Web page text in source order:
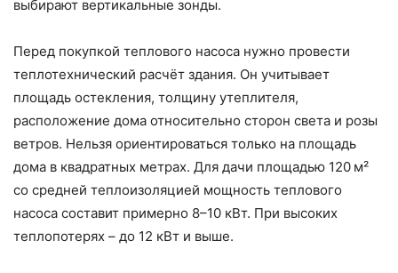
выбирают вертикальные зонды.
Перед покупкой теплового насоса нужно провести
теплотехнический расчёт здания. Он учитывает
площадь остекления, толщину утеплителя,
расположение дома относительно сторон света и розы
ветров. Нельзя ориентироваться только на площадь
дома в квадратных метрах. Для дачи площадью 120 м²
со средней теплоизоляцией мощность теплового
насоса составит примерно 8–10 кВт. При высоких
теплопотерях – до 12 кВт и выше.